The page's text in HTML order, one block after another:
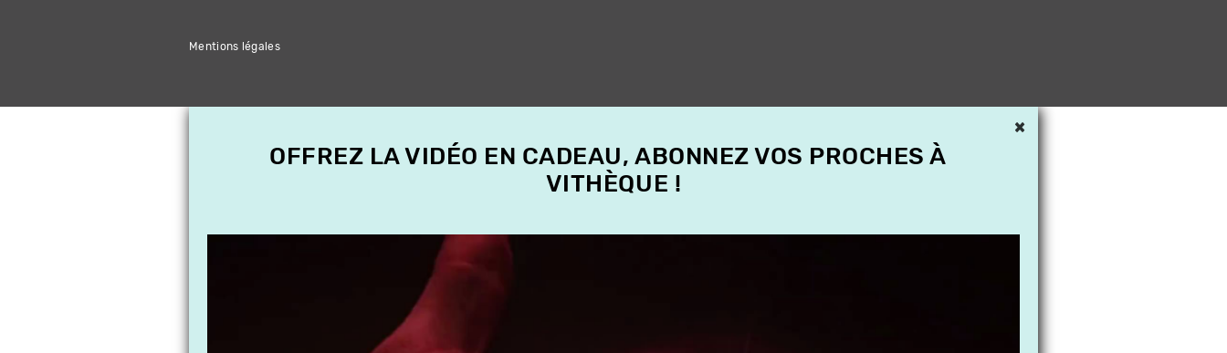
Mentions légales
×
OFFREZ LA VIDÉO EN CADEAU, ABONNEZ VOS PROCHES À
VITHÈQUE !